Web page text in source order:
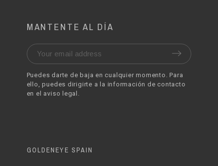
MANTENTE AL DÍA
Puedes darte de baja en cualquier momento. Para
ello, puedes dirigirte a la información de contacto
en el aviso legal.
GOLDENEYE SPAIN